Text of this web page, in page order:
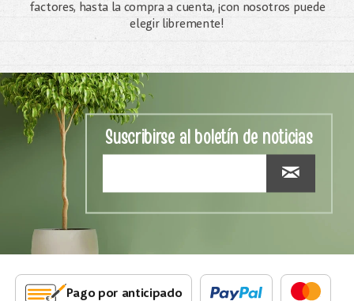
factores, hasta la compra a cuenta, ¡con nosotros puede
elegir libremente!
Suscribirse al boletín de noticias
Pago por anticipado